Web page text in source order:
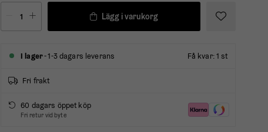
Lägg i varukorg
I lager- 1-3 dagars leverans Få kvar: 1 st
Fri frakt
60 dagars öppet köp
Fri retur vid byte